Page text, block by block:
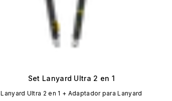
Set Lanyard Ultra 2 en 1
Lanyard Ultra 2 en 1 + Adaptador para Lanyard